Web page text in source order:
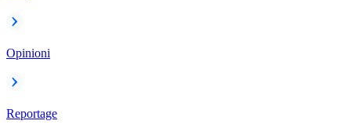
Opinioni
Reportage